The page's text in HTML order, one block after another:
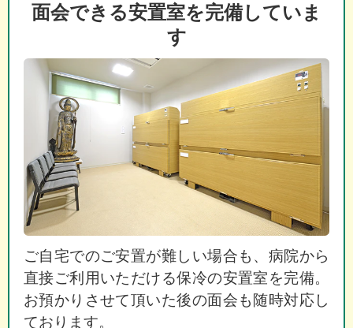
面会できる安置室を完備していま
す
ご自宅でのご安置が難しい場合も、病院から
直接ご利用いただける保冷の安置室を完備。
お預かりさせて頂いた後の面会も随時対応し
ております。